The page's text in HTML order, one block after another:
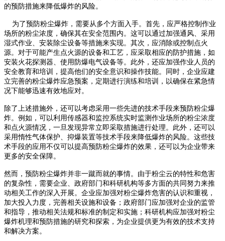
的预防措施来降低爆炸的风险。
为了预防粉尘爆炸，需要从多个方面入手。首先，应严格控制作业
场所的粉尘浓度，确保其在安全范围内。这可以通过加强通风、采用
湿式作业、安装除尘设备等措施来实现。其次，应消除或控制点火
源。对于可能产生点火源的设备和工艺，应采取相应的防护措施，如
安装火花探测器、使用防爆电气设备等。此外，还应加强作业人员的
安全教育和培训，提高他们的安全意识和操作技能。同时，企业应建
立完善的粉尘爆炸应急预案，定期进行演练和培训，以确保在紧急情
况下能够迅速有效地应对。
除了上述措施外，还可以考虑采用一些先进的技术手段来预防粉尘爆
炸。例如，可以利用传感器和监控系统实时监测作业场所的粉尘浓度
和点火源情况，一旦发现异常立即采取措施进行处理。此外，还可以
采用惰性气体保护、抑爆装置等技术手段来降低爆炸的风险。这些技
术手段的应用不仅可以提高预防粉尘爆炸的效果，还可以为企业带来
更多的安全保障。
然而，预防粉尘爆炸并非一蹴而就的事情。由于粉尘云的特性和危害
的复杂性，需要企业、政府部门和科研机构等多方面的共同努力来推
动相关工作的深入开展。企业应加强对粉尘爆炸危害的认识和重视，
加大投入力度，完善相关设施和设备；政府部门应加强对企业的监管
和指导，推动相关法规和标准的制定和实施；科研机构应加强对粉尘
爆炸机理和预防措施的研究和探索，为企业提供更为有效的技术支持
和解决方案。